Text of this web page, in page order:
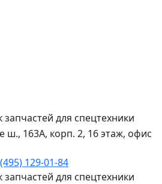
для спецтехники
ш., 163А, корп. 2, 16 этаж, офис
129-01-84
для спецтехники